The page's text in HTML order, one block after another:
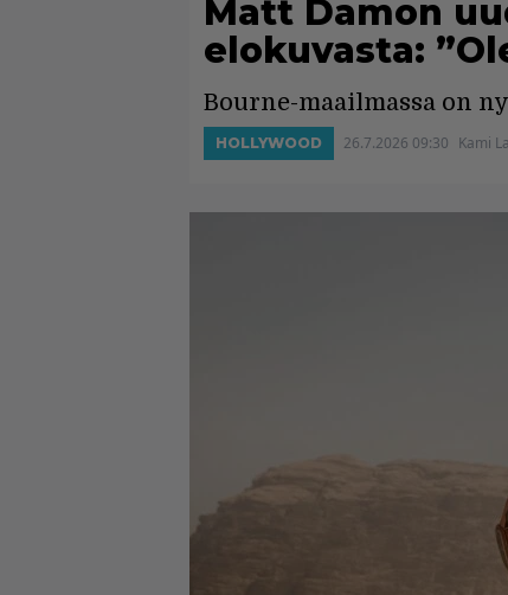
Matt Damon
elokuvasta:
Bourne-maailmassa on
HOLLYWOOD 26.7.2026 09:30 Kami